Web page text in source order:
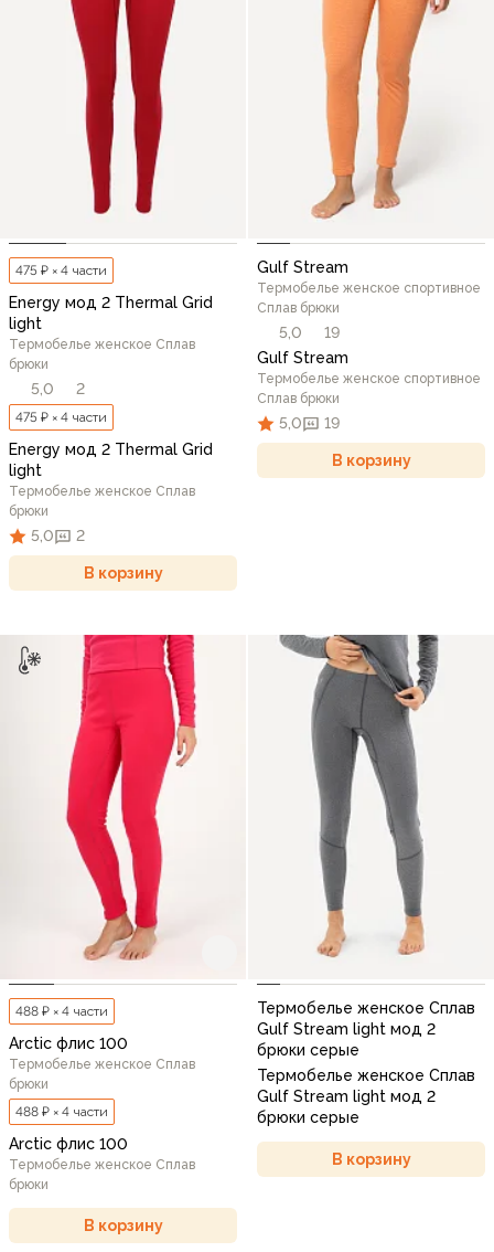
475 ₽ × 4 части
Energy мод 2 Thermal Grid
light
Термобелье женское Сплав
брюки
5,0 2
475 ₽ × 4 части
Energy мод 2 Thermal Grid
light
Термобелье женское Сплав
брюки
5,0 2
В корзину
Gulf Stream
Термобелье женское спортивное
Сплав брюки
5,0
19
Gulf Stream
Термобелье женское спортивное
Сплав брюки
5,0 19
В корзину
488 ₽ × 4 части
Arctic флис 100
Термобелье женское Сплав
брюки
488 ₽ × 4 части
Arctic флис 100
Термобелье женское Сплав
брюки
В корзину
Термобелье женское Сплав
Gulf Stream light мод 2
брюки серые
Термобелье женское Сплав
Gulf Stream light мод 2
брюки серые
В корзину